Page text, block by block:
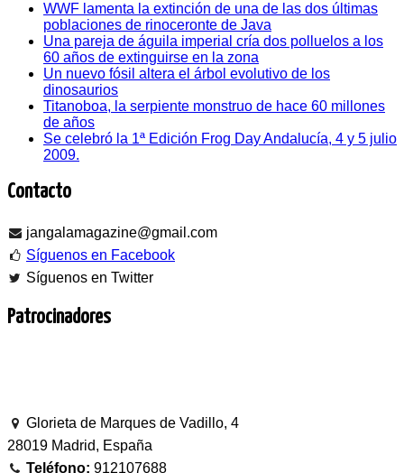
WWF lamenta la extinción de una de las dos últimas
poblaciones de rinoceronte de Java
Una pareja de águila imperial cría dos polluelos a los
60 años de extinguirse en la zona
Un nuevo fósil altera el árbol evolutivo de los
dinosaurios
Titanoboa, la serpiente monstruo de hace 60 millones
de años
Se celebró la 1ª Edición Frog Day Andalucía, 4 y 5 julio
2009.
Contacto
jangalamagazine@gmail.com
Síguenos en Facebook
Síguenos en Twitter
Patrocinadores
Glorieta de Marques de Vadillo, 4
28019 Madrid, España
Teléfono: 912107688